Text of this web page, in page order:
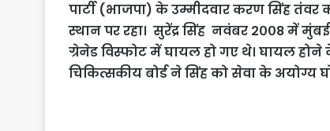
पार्टी (भाजपा) के उम्मीदवार करण सिंह तंवर
स्थान पर रहा। सुरेंद्र सिंह नवंबर 2००8 में
ग्रेनेड विस्फोट में घायल हो गए थे। घायल
चिकित्सकीय बोर्ड ने सिंह को सेवा के अयोग्य